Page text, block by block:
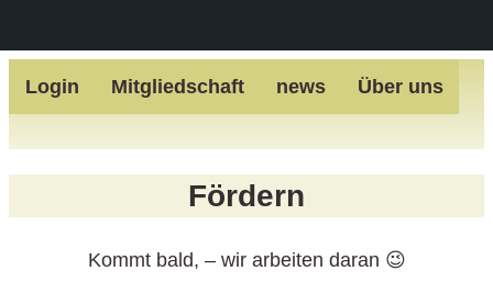
Zum
Inhalt
springen
Login Mitgliedschaft news Über uns
Fördern
Kommt bald, – wir arbeiten daran 😉